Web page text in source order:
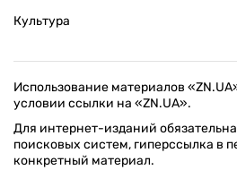
Культура
Использование материалов
условии ссылки на «ZN.UA».
Для интернет-изданий
поисковых систем, гиперссылка в
конкретный материал.